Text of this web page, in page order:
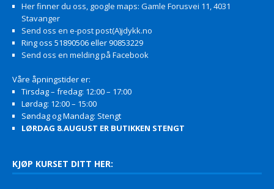
Her finner du oss, google maps: Gamle Forusvei 11, 4031
Stavanger
Send oss en e-post post(A)jdykk.no
Ring oss 51890506 eller 90853229
Send oss en melding på Facebook
Våre åpningstider er:
Tirsdag – fredag: 12:00 – 17:00
Lørdag: 12:00 – 15:00
Søndag og Mandag: Stengt
LØRDAG 8.AUGUST ER BUTIKKEN STENGT
KJØP KURSET DITT HER: